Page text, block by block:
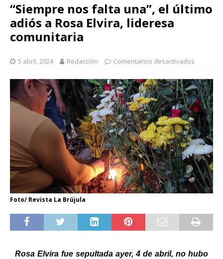
“Siempre nos falta una”, el último
adiós a Rosa Elvira, lideresa
comunitaria
5 abril, 2024 Redacción Comentarios desactivados
Foto/ Revista La Brújula
Rosa Elvira fue sepultada ayer, 4 de abril, no hubo